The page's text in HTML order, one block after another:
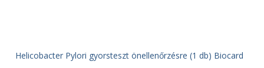
Helicobacter Pylori gyorsteszt önellenőrzésre (1 db) Biocard